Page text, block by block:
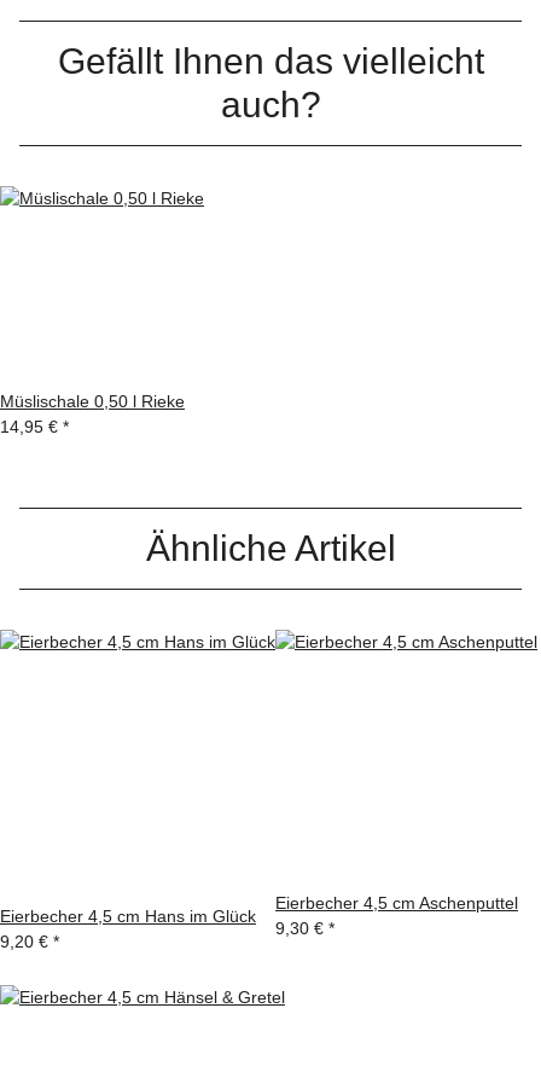
Gefällt Ihnen das vielleicht
auch?
Müslischale 0,50 l Rieke
14,95 € *
Ähnliche Artikel
Eierbecher 4,5 cm Hans im Glück
9,20 € *
Eierbecher 4,5 cm Aschenputtel
9,30 € *